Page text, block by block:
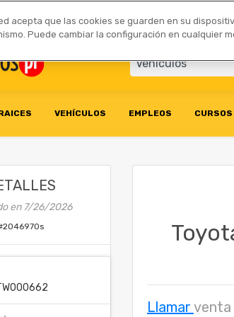
Socios Comerciales
VEHÍCULOS EMPLEOS CURSOS
en 7/26/2026
2046970s
Llamar venta
acepta que las cookies se guarden en su
Puede cambiar la configuración en cualquier